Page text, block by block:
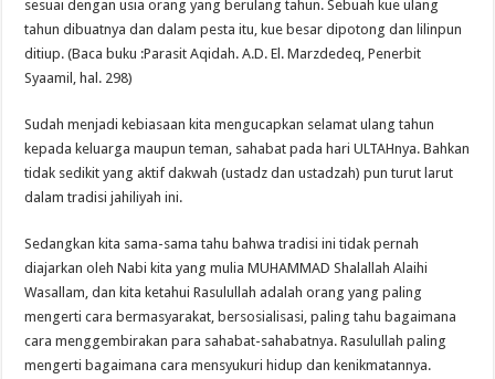
sesuai dengan usia orang yang berulang tahun. Sebuah kue ulang
tahun dibuatnya dan dalam pesta itu, kue besar dipotong dan lilinpun
ditiup. (Baca buku :Parasit Aqidah. A.D. El. Marzdedeq, Penerbit
Syaamil, hal. 298)
Sudah menjadi kebiasaan kita mengucapkan selamat ulang tahun
kepada keluarga maupun teman, sahabat pada hari ULTAHnya. Bahkan
tidak sedikit yang aktif dakwah (ustadz dan ustadzah) pun turut larut
dalam tradisi jahiliyah ini.
Sedangkan kita sama-sama tahu bahwa tradisi ini tidak pernah
diajarkan oleh Nabi kita yang mulia MUHAMMAD Shalallah Alaihi
Wasallam, dan kita ketahui Rasulullah adalah orang yang paling
mengerti cara bermasyarakat, bersosialisasi, paling tahu bagaimana
cara menggembirakan para sahabat-sahabatnya. Rasulullah paling
mengerti bagaimana cara mensyukuri hidup dan kenikmatannya.